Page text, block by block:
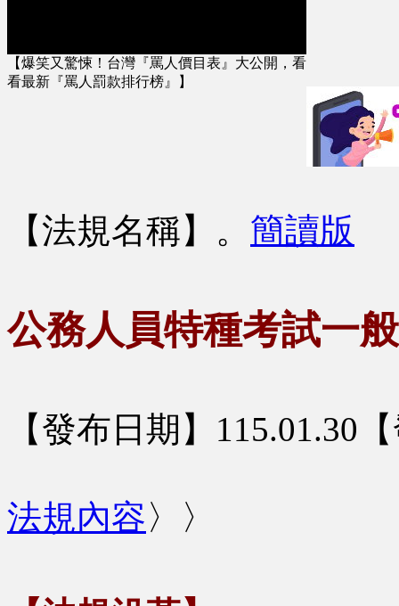
【爆笑又驚悚！台灣『罵人價目表』大公開，看
看最新『罵人罰款排行榜』】
【法規名稱】 。 簡讀版
公務人員特種考試一
【發布日期】115.01.30
法規內容〉〉